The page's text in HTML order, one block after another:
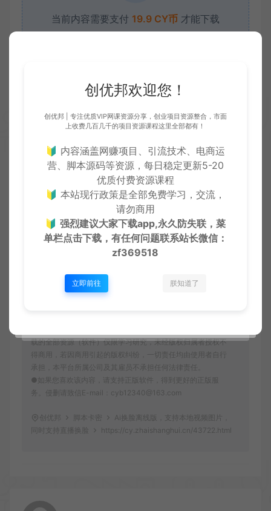
当前内容需要支付 19.9 CY币 才能下载
严正声明：
●本站仅提供资源学习下载，资源费用仅为赞助站长的整理
费，不代表资源自身价值也不包含任何服务。任何个人或组
织，在未征得本站同意时，禁止复制、盗用、采集、发布本站
内容到任何各类媒体平台。
●如若本站内容侵犯了原著者的合法权益，可联系我们进行处
有内容及软件的文章仅限用于学习和研究目的。
●用户必须遵守《计算机软件保护条例(2013修订)》第十七
载的全部资源（软件）仅限学习研究，未经版权归属者授权不
得商用，若因商用引起的版权纠纷，一切责任均由使用者自行
承担，本平台所属公司及其雇员不承担任何法律责任。
●如果您喜欢该内容，请支持正版软件，得到更好的正版服
务。侵删请致信E-mail：cyb12340@163.com
创优邦 脚本卡密
Ai换脸离线版，支持本地视频图片，
同时支持直播换脸
https://cy.zhaishanghui.cn/43722.html
创优邦欢迎您！
创优邦 | 专注优质VIP网课资源分享，创业项目资源整合，市面
上收费几百几千的项目资源课程这里全部都有！
🔰 内容涵盖网赚项目、引流技术、电商运
营、脚本源码等资源，每日稳定更新5-20
优质付费资源课程
🔰 本站现行政策是全部免费学习，交流，
请勿商用
🔰强烈建议大家下载app,永久防失联，菜
单栏点击下载，有任何问题联系站长微信：
zf369518
立即前往 朕知道了